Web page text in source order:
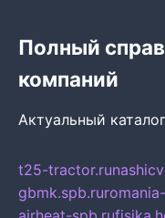
Полный
компаний
Актуальный
t25-tractor.ru
gbmk.spb.ru